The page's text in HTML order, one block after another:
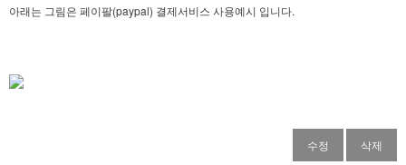
아래는 그림은 페이팔(paypal) 결제서비스 사용예시 입니다.
수정 삭제